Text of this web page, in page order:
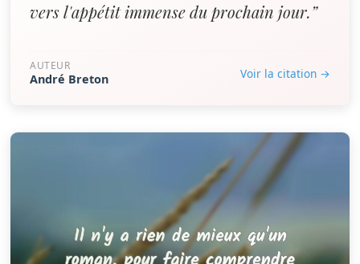
vers l'appétit immense du prochain jour.”
AUTEUR
André Breton Voir la citation →